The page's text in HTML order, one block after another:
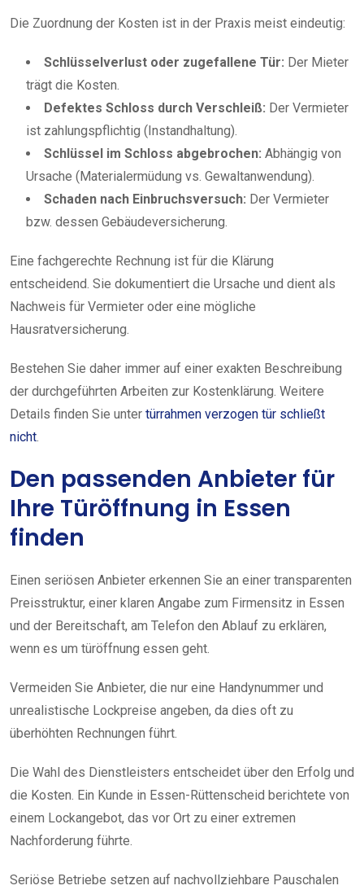
Die Zuordnung der Kosten ist in der Praxis meist eindeutig:
Schlüsselverlust oder zugefallene Tür: Der Mieter
trägt die Kosten.
Defektes Schloss durch Verschleiß: Der Vermieter
ist zahlungspflichtig (Instandhaltung).
Schlüssel im Schloss abgebrochen: Abhängig von
Ursache (Materialermüdung vs. Gewaltanwendung).
Schaden nach Einbruchsversuch: Der Vermieter
bzw. dessen Gebäudeversicherung.
Eine fachgerechte Rechnung ist für die Klärung
entscheidend. Sie dokumentiert die Ursache und dient als
Nachweis für Vermieter oder eine mögliche
Hausratversicherung.
Bestehen Sie daher immer auf einer exakten Beschreibung
der durchgeführten Arbeiten zur Kostenklärung. Weitere
Details finden Sie unter türrahmen verzogen tür schließt
nicht.
Den passenden Anbieter für
Ihre Türöffnung in Essen
finden
Einen seriösen Anbieter erkennen Sie an einer transparenten
Preisstruktur, einer klaren Angabe zum Firmensitz in Essen
und der Bereitschaft, am Telefon den Ablauf zu erklären,
wenn es um türöffnung essen geht.
Vermeiden Sie Anbieter, die nur eine Handynummer und
unrealistische Lockpreise angeben, da dies oft zu
überhöhten Rechnungen führt.
Die Wahl des Dienstleisters entscheidet über den Erfolg und
die Kosten. Ein Kunde in Essen-Rüttenscheid berichtete von
einem Lockangebot, das vor Ort zu einer extremen
Nachforderung führte.
Seriöse Betriebe setzen auf nachvollziehbare Pauschalen